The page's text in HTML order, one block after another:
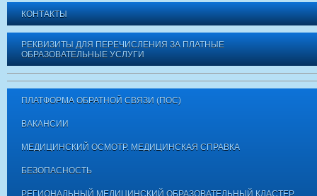
КОНТАКТЫ
РЕКВИЗИТЫ ДЛЯ ПЕРЕЧИСЛЕНИЯ ЗА ПЛАТНЫЕ
ОБРАЗОВАТЕЛЬНЫЕ УСЛУГИ
ПЛАТФОРМА ОБРАТНОЙ СВЯЗИ (ПОС)
ВАКАНСИИ
МЕДИЦИНСКИЙ ОСМОТР. МЕДИЦИНСКАЯ СПРАВКА
БЕЗОПАСНОСТЬ
РЕГИОНАЛЬНЫЙ МЕДИЦИНСКИЙ ОБРАЗОВАТЕЛЬНЫЙ КЛАСТЕР